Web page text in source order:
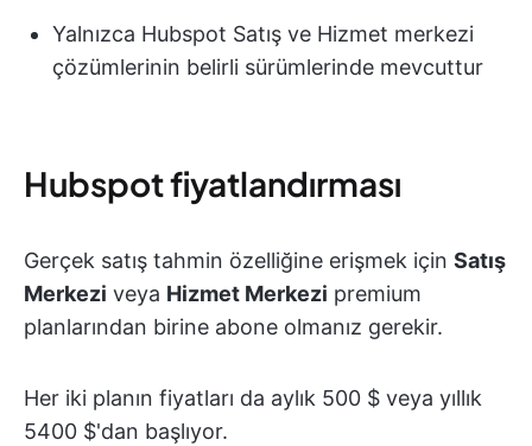
Yalnızca Hubspot Satış ve Hizmet merkezi
çözümlerinin belirli sürümlerinde mevcuttur
Hubspot fiyatlandırması
Gerçek satış tahmin özelliğine erişmek için Satış
Merkezi veya Hizmet Merkezi premium
planlarından birine abone olmanız gerekir.
Her iki planın fiyatları da aylık 500 $ veya yıllık
5400 $'dan başlıyor.